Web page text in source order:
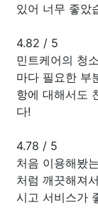
있어 너무 좋았
4.82 / 5
민트케어의 청
마다 필요한 부
항에 대해서도
다!
4.78 / 5
처음 이용해봤
처럼 깨끗해져
시고 서비스가